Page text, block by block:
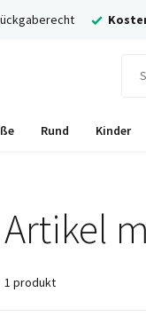
Rund Kinder
Artikel
1 produkt